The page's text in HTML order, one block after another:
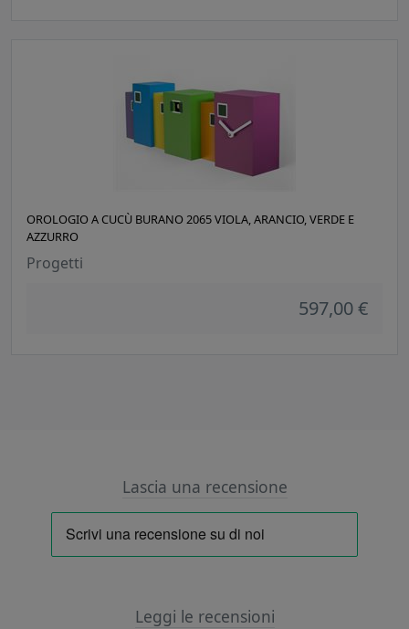
OROLOGIO A CUCÙ BURANO 2065 VIOLA, ARANCIO, VERDE E
AZZURRO
Progetti
597,00 €
Lascia una recensione
Leggi le recensioni